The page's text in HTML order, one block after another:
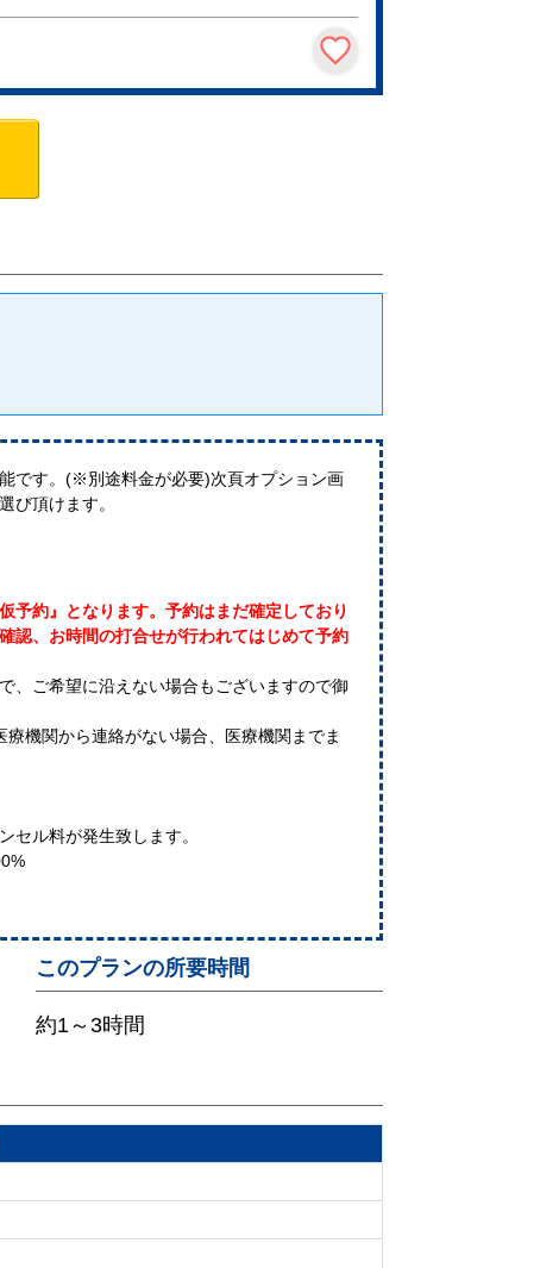
です。(※別途料金が必要)次頁オプション画
び頂けます。
予約』となります。予約はまだ確定しており
認、お時間の打合せが行われてはじめて予約
、ご希望に沿えない場合もございますので御
機関から連絡がない場合、医療機関までま
セル料が発生致します。
このプランの所要時間
約1～3時間